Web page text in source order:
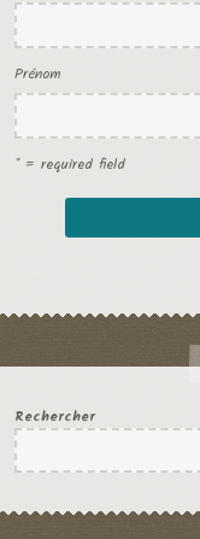
Prénom
* = required field
Rechercher